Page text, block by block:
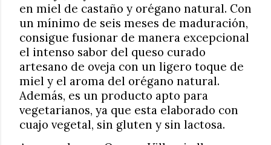
en miel de castaño y orégano natural. Con
un mínimo de seis meses de maduración,
consigue fusionar de manera excepcional
el intenso sabor del queso curado
artesano de oveja con un ligero toque de
miel y el aroma del orégano natural.
Además, es un producto apto para
vegetarianos, ya que esta elaborado con
cuajo vegetal, sin gluten y sin lactosa.